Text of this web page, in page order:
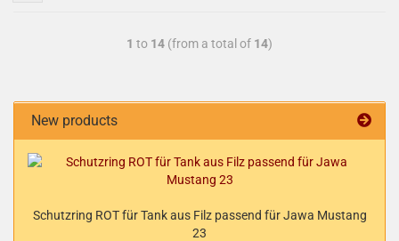
1 to 14 (from a total of 14)
New products
Schutzring ROT für Tank aus Filz passend für Jawa Mustang
23